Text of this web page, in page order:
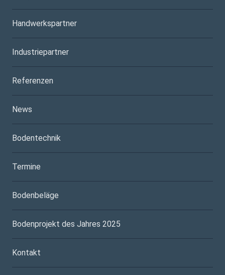
Handwerkspartner
Industriepartner
Referenzen
News
Bodentechnik
Termine
Bodenbeläge
Bodenprojekt des Jahres 2025
Kontakt